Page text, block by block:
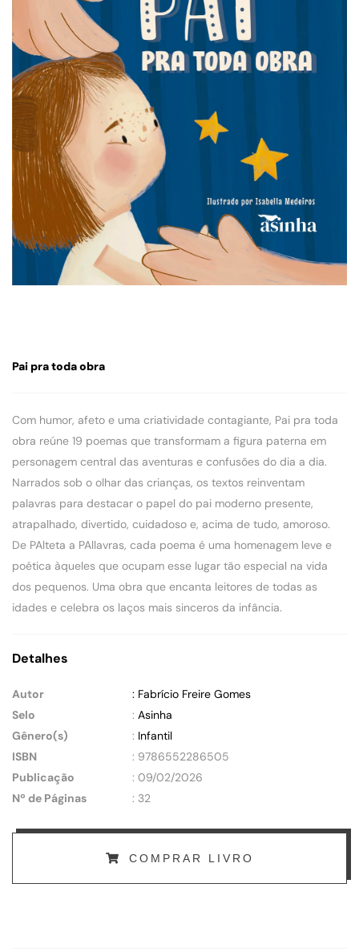
Pai pra toda obra
Com humor, afeto e uma criatividade contagiante, Pai pra toda
obra reúne 19 poemas que transformam a figura paterna em
personagem central das aventuras e confusões do dia a dia.
Narrados sob o olhar das crianças, os textos reinventam
palavras para destacar o papel do pai moderno presente,
atrapalhado, divertido, cuidadoso e, acima de tudo, amoroso.
De PAlteta a PAllavras, cada poema é uma homenagem leve e
poética àqueles que ocupam esse lugar tão especial na vida
dos pequenos. Uma obra que encanta leitores de todas as
idades e celebra os laços mais sinceros da infância.
Detalhes
Autor
: Fabrício Freire Gomes
Selo
: Asinha
Gênero(s)
: Infantil
ISBN
: 9786552286505
Publicação
: 09/02/2026
Nº de Páginas
: 32
COMPRAR LIVRO